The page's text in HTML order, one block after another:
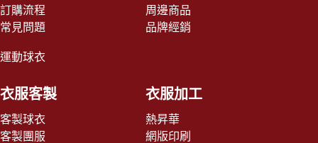
訂購流程
常見問題
運動球衣
周邊商品
品牌經銷
衣服客製 衣服加工
客製球衣
客製團服
熱昇華
網版印刷